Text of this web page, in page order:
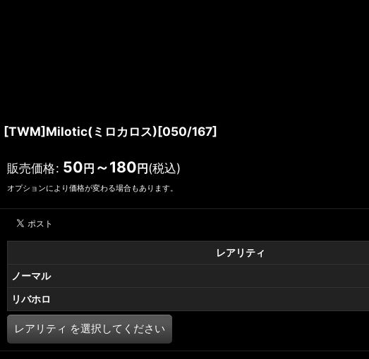
[TWM]Milotic(ミロカロス)[050/167]
販売価格: 50 円 ～180 円 (税込)
オプションにより価格が変わる場合もあります。
レアリティ
ノーマル
リバホロ
レアリティ を選択してください